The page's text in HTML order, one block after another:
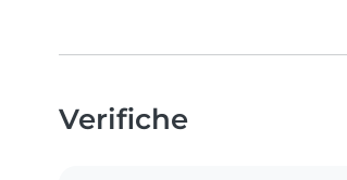
Verifiche